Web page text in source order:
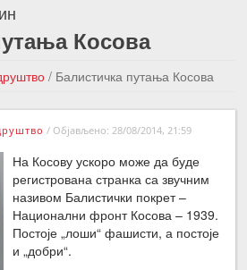
Косова
/ Балистичка путања Косова
вест
Следећа вест →
/ Објављено: 28/08/2014, 21:59
На Косову ускоро може да буде
регистрована странка са звучним
називом Балистички покрет –
Национални фронт Косова – 1939.
Постоје „лоши“ фашисти, а постоје
и „добри“.